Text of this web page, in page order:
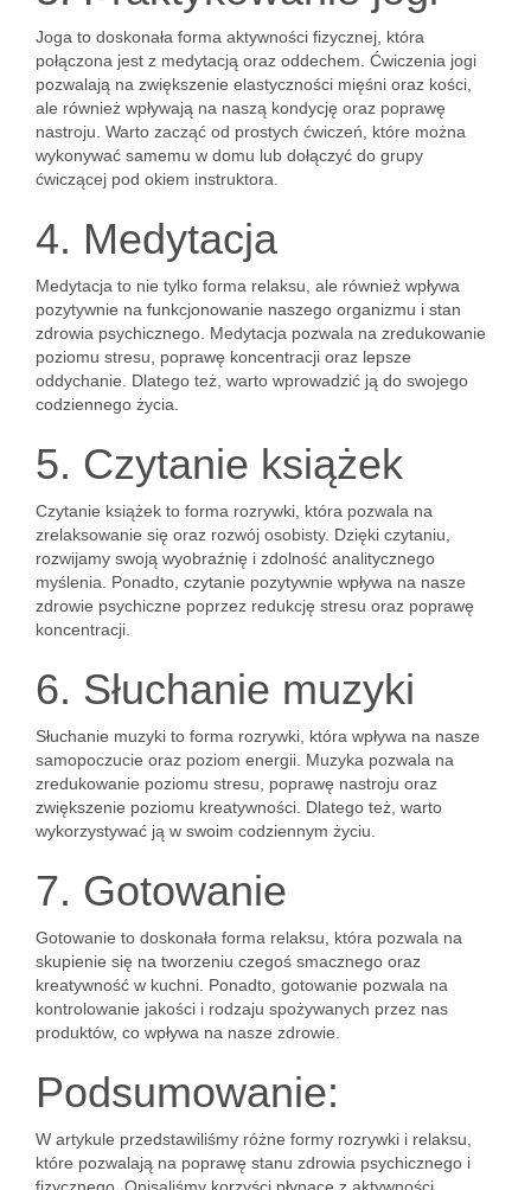
Joga to doskonała forma aktywności fizycznej, która
połączona jest z medytacją oraz oddechem. Ćwiczenia jogi
pozwalają na zwiększenie elastyczności mięśni oraz kości,
ale również wpływają na naszą kondycję oraz poprawę
nastroju. Warto zacząć od prostych ćwiczeń, które można
wykonywać samemu w domu lub dołączyć do grupy
ćwiczącej pod okiem instruktora.
4. Medytacja
Medytacja to nie tylko forma relaksu, ale również wpływa
pozytywnie na funkcjonowanie naszego organizmu i stan
zdrowia psychicznego. Medytacja pozwala na zredukowanie
poziomu stresu, poprawę koncentracji oraz lepsze
oddychanie. Dlatego też, warto wprowadzić ją do swojego
codziennego życia.
5. Czytanie książek
Czytanie książek to forma rozrywki, która pozwala na
zrelaksowanie się oraz rozwój osobisty. Dzięki czytaniu,
rozwijamy swoją wyobraźnię i zdolność analitycznego
myślenia. Ponadto, czytanie pozytywnie wpływa na nasze
zdrowie psychiczne poprzez redukcję stresu oraz poprawę
koncentracji.
6. Słuchanie muzyki
Słuchanie muzyki to forma rozrywki, która wpływa na nasze
samopoczucie oraz poziom energii. Muzyka pozwala na
zredukowanie poziomu stresu, poprawę nastroju oraz
zwiększenie poziomu kreatywności. Dlatego też, warto
wykorzystywać ją w swoim codziennym życiu.
7. Gotowanie
Gotowanie to doskonała forma relaksu, która pozwala na
skupienie się na tworzeniu czegoś smacznego oraz
kreatywność w kuchni. Ponadto, gotowanie pozwala na
kontrolowanie jakości i rodzaju spożywanych przez nas
produktów, co wpływa na nasze zdrowie.
Podsumowanie:
W artykule przedstawiliśmy różne formy rozrywki i relaksu,
które pozwalają na poprawę stanu zdrowia psychicznego i